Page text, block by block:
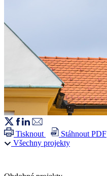
Tisknout
Stáhnout PDF
Všechny projekty